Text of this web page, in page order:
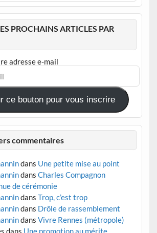
PROCHAINS ARTICLES PAR
adresse e-mail
ce bouton pour vous inscrire
commentaires
dans Une petite mise au point
dans Charles Compagnon
de cérémonie
dans Trop, c’est trop
dans Drôle de rassemblement
dans Vivre Rennes (métropole)
dans Une promotion au mérite,